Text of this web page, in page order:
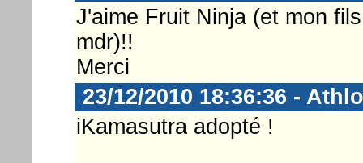
J'aime Fruit Ninja (et mon
mdr)!!
Merci
23/12/2010 18:36:36 -
iKamasutra adopté !